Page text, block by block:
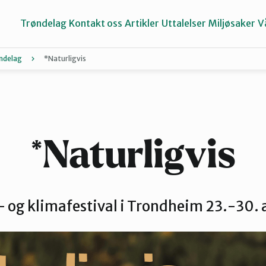
Namdalen
Stjørdal og Meråker
Trøndelag Kontakt oss Artikler Uttalelser Miljøsaker
*Naturligvis
*Naturligvis
og klimafestival i Trondheim 23.-30.